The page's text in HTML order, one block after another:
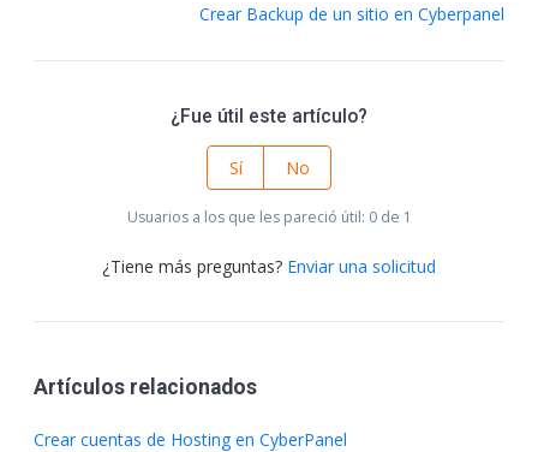
Crear Backup de un sitio en Cyberpanel
¿Fue útil este artículo?
Sí No
Usuarios a los que les pareció útil: 0 de 1
¿Tiene más preguntas? Enviar una solicitud
Artículos relacionados
Crear cuentas de Hosting en CyberPanel